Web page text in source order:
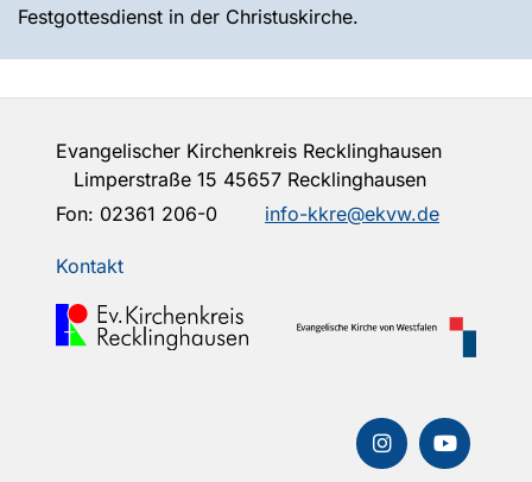
Festgottesdienst in der Christuskirche.
Evangelischer Kirchenkreis Recklinghausen
Limperstraße 15 45657 Recklinghausen
Fon: 02361 206-0 info-kkre@ekvw.de
Kontakt